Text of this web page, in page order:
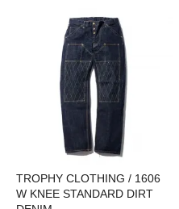
TROPHY CLOTHING / 1606
W KNEE STANDARD DIRT